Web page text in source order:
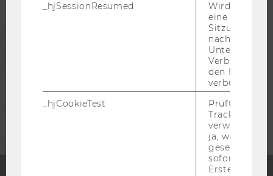
UNTERNEHMEN
_hjSessionResumed
Wird gesetzt,
eine
Sitzung/
nach einer
Verbindung
den Hotjar-
verbunden
_hjCookieTest
Prüft, ob der
Tracking
verwenden
ja, wird ein
gesetzt. Wird
sofort nach
Erstellung